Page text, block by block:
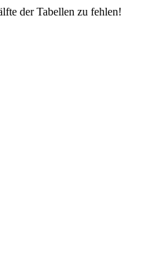
der Tabellen zu fehlen!